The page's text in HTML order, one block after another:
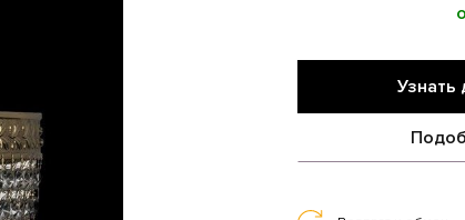
Узнать